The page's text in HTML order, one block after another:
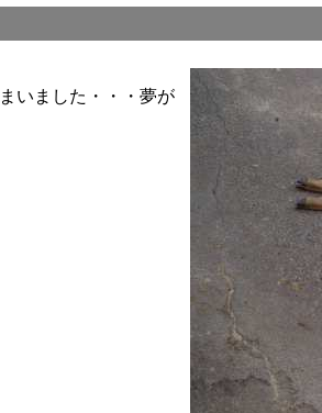
いました・・・夢が